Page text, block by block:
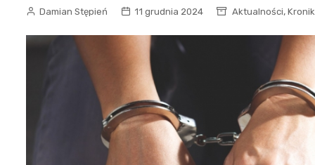
Damian Stępień 11 grudnia 2024 Aktualności,